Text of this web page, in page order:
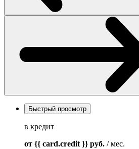
Быстрый просмотр
в кредит
от {{ card.credit }} руб. / мес.